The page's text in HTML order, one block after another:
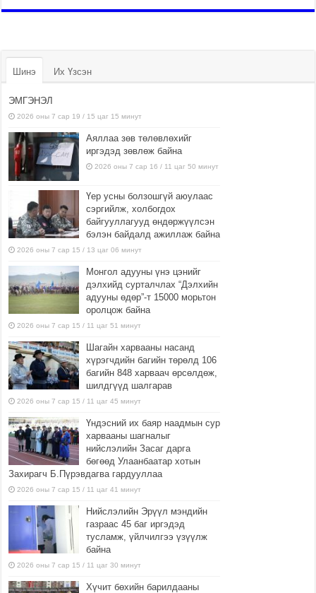
Шинэ Их Үзсэн
ЭМГЭНЭЛ
2026 оны 7 сар 19 / 15 цаг 15 минут
Аяллаа зөв төлөвлөхийг
иргэдэд зөвлөж байна
2026 оны 7 сар 16 / 11 цаг 50 минут
Үер усны болзошгүй аюулаас
сэргийлж, холбогдох
байгууллагууд өндөржүүлсэн
бэлэн байдалд ажиллаж байна
2026 оны 7 сар 15 / 13 цаг 06 минут
Монгол адууны үнэ цэнийг
дэлхийд сурталчлах “Дэлхийн
адууны өдөр”-т 15000 морьтон
оролцож байна
2026 оны 7 сар 15 / 11 цаг 51 минут
Шагайн харвааны насанд
хүрэгчдийн багийн төрөлд 106
багийн 848 харваач өрсөлдөж,
шилдгүүд шалгарав
2026 оны 7 сар 15 / 11 цаг 45 минут
Үндэсний их баяр наадмын сур
харвааны шагналыг
нийслэлийн Засаг дарга
бөгөөд Улаанбаатар хотын
Захирагч Б.Пүрэвдагва гардууллаа
2026 оны 7 сар 15 / 11 цаг 41 минут
Нийслэлийн Эрүүл мэндийн
газраас 45 баг иргэдэд
тусламж, үйлчилгээ үзүүлж
байна
2026 оны 7 сар 15 / 11 цаг 30 минут
Хүчит бөхийн барилдааны